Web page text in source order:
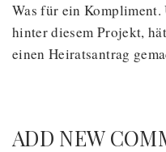
Was für ein
hinter diesem Projekt,
einen Heiratsantrag
ADD NEW